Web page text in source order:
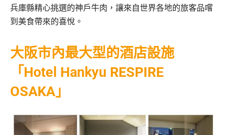
兵庫縣精心挑選的神戶牛肉，讓來自世界各地的旅客品嚐
到美食帶來的喜悅。
大阪市內最大型的酒店設施
「Hotel Hankyu RESPIRE
OSAKA」